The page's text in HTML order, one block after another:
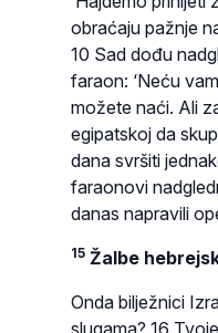
obraćaju pažnje
10 Sad dođu
faraon: ‘Neću
možete naći. Ali
egipatskoj da
dana svršiti
faraonovi
danas napravili
15 Žalbe
Onda bilježnici
slugama? 16